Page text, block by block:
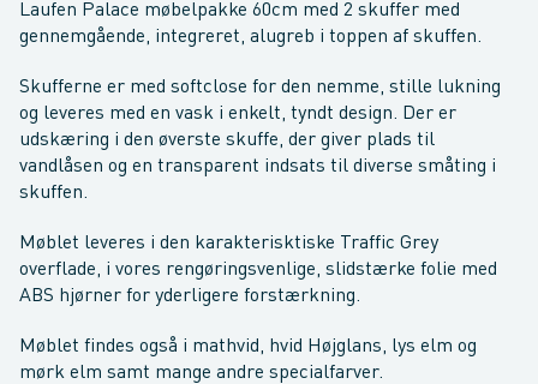
Laufen Palace møbelpakke 60cm med 2 skuffer med
gennemgående, integreret, alugreb i toppen af skuffen.
Skufferne er med softclose for den nemme, stille lukning
og leveres med en vask i enkelt, tyndt design. Der er
udskæring i den øverste skuffe, der giver plads til
vandlåsen og en transparent indsats til diverse småting i
skuffen.
Møblet leveres i den karakterisktiske Traffic Grey
overflade, i vores rengøringsvenlige, slidstærke folie med
ABS hjørner for yderligere forstærkning.
Møblet findes også i mathvid, hvid Højglans, lys elm og
mørk elm samt mange andre specialfarver.